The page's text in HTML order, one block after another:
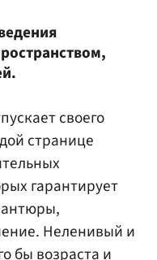
своего
странице
гарантирует
Неленивый и
бы возраста и